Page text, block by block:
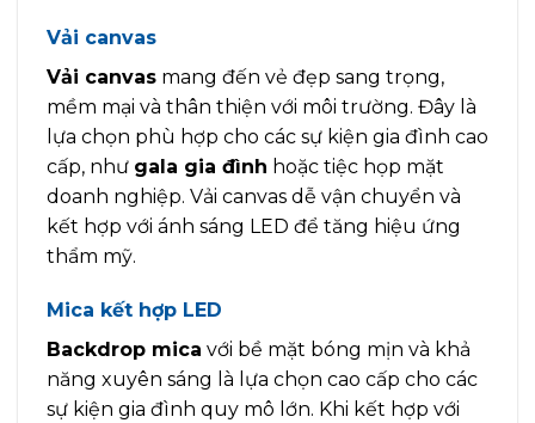
Vải canvas
Vải canvas mang đến vẻ đẹp sang trọng,
mềm mại và thân thiện với môi trường. Đây là
lựa chọn phù hợp cho các sự kiện gia đình cao
cấp, như gala gia đình hoặc tiệc họp mặt
doanh nghiệp. Vải canvas dễ vận chuyển và
kết hợp với ánh sáng LED để tăng hiệu ứng
thẩm mỹ.
Mica kết hợp LED
Backdrop mica với bề mặt bóng mịn và khả
năng xuyên sáng là lựa chọn cao cấp cho các
sự kiện gia đình quy mô lớn. Khi kết hợp với